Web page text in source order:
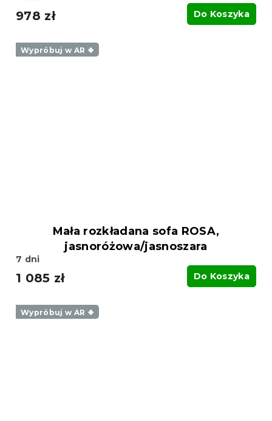
978 zł Do Koszyka
Wypróbuj w AR ❖
Mała rozkładana sofa ROSA,
jasnoróżowa/jasnoszara
7 dni
1 085 zł Do Koszyka
Wypróbuj w AR ❖